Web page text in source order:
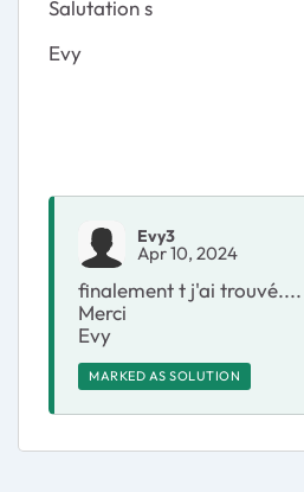
Salutation s
Evy
Evy3
Apr 10, 2024
finalement t j'ai
Merci
Evy
MARKED AS SOLUTION